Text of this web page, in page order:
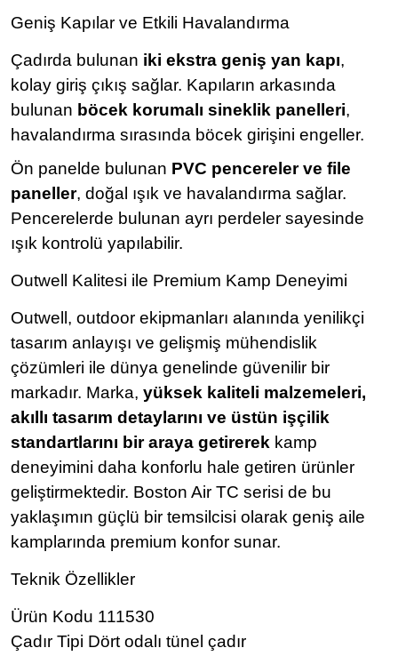
Geniş Kapılar ve Etkili Havalandırma
Çadırda bulunan iki ekstra geniş yan kapı,
kolay giriş çıkış sağlar. Kapıların arkasında
bulunan böcek korumalı sineklik panelleri,
havalandırma sırasında böcek girişini engeller.
Ön panelde bulunan PVC pencereler ve file
paneller, doğal ışık ve havalandırma sağlar.
Pencerelerde bulunan ayrı perdeler sayesinde
ışık kontrolü yapılabilir.
Outwell Kalitesi ile Premium Kamp Deneyimi
Outwell, outdoor ekipmanları alanında yenilikçi
tasarım anlayışı ve gelişmiş mühendislik
çözümleri ile dünya genelinde güvenilir bir
markadır. Marka, yüksek kaliteli malzemeleri,
akıllı tasarım detaylarını ve üstün işçilik
standartlarını bir araya getirerek kamp
deneyimini daha konforlu hale getiren ürünler
geliştirmektedir. Boston Air TC serisi de bu
yaklaşımın güçlü bir temsilcisi olarak geniş aile
kamplarında premium konfor sunar.
Teknik Özellikler
Ürün Kodu 111530
Çadır Tipi Dört odalı tünel çadır